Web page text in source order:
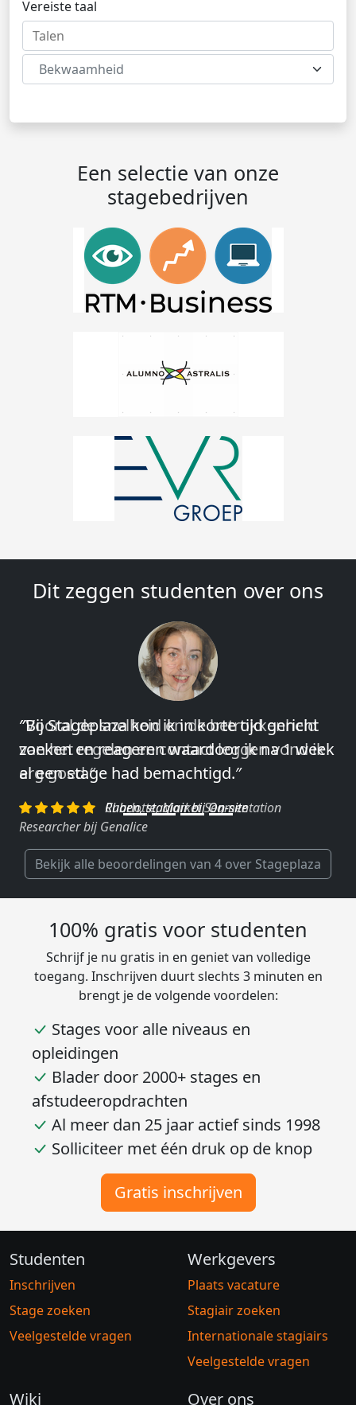
Vereiste taal
Bekwaamheid
Een selectie van onze
stagebedrijven
Dit zeggen studenten over ons
″Vooral de snelheid en de betrokkenheid
van het regelen en contact leggen vond ik
erg goed.″
Charlotte, Market Segmentation
Researcher bij Genalice
Bekijk alle beoordelingen van 4 over Stageplaza
100% gratis voor studenten
Schrijf je nu gratis in en geniet van volledige
toegang. Inschrijven duurt slechts 3 minuten en
brengt je de volgende voordelen:
Stages voor alle niveaus en
opleidingen
Blader door 2000+ stages en
afstudeeropdrachten
Al meer dan 25 jaar actief sinds 1998
Solliciteer met één druk op de knop
Gratis inschrijven
Studenten
Inschrijven
Stage zoeken
Veelgestelde vragen
Werkgevers
Plaats vacature
Stagiair zoeken
Internationale stagiairs
Veelgestelde vragen
Wiki Over ons